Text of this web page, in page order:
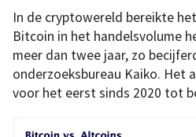
In de cryptowereld bereikte
Bitcoin in het handelsvolume
meer dan twee jaar, zo
onderzoeksbureau Kaiko. Het
voor het eerst sinds 2020 tot